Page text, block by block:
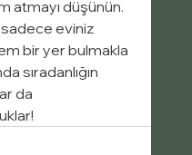
atmayı düşünün.
sadece eviniz
bir yer bulmakla
sıradanlığın
da